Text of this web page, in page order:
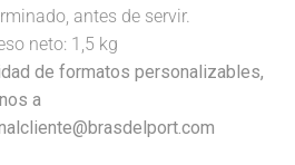
antes de servir.
neto: 1,5 kg
de formatos personalizables,
a